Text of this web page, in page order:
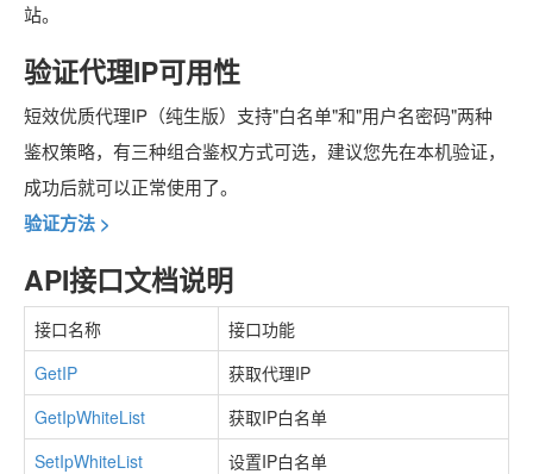
站。
验证代理IP可用性
短效优质代理IP （纯生版） 支持"白名单"和"用户名密码"两种
鉴权策略，有三种组合鉴权方式可选，建议您先在本机验证，
成功后就可以正常使用了。
验证方法 >
API接口文档说明
接口名称
接口功能
GetIP
获取代理IP
GetIpWhiteList
获取IP白名单
SetIpWhiteList
设置IP白名单